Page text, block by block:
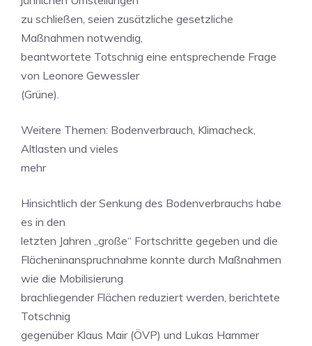
zu schließen, seien zusätzliche gesetzliche
Maßnahmen notwendig,
beantwortete Totschnig eine entsprechende Frage
von Leonore Gewessler
(Grüne).
Weitere Themen: Bodenverbrauch, Klimacheck,
Altlasten und vieles
mehr
Hinsichtlich der Senkung des Bodenverbrauchs habe
es in den
letzten Jahren „große“ Fortschritte gegeben und die
Flächeninanspruchnahme konnte durch Maßnahmen
wie die Mobilisierung
brachliegender Flächen reduziert werden, berichtete
Totschnig
gegenüber Klaus Mair (ÖVP) und Lukas Hammer